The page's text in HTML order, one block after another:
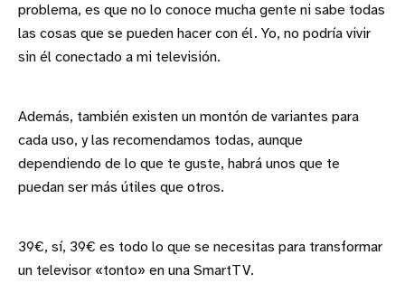
problema, es que no lo conoce mucha gente ni sabe todas
las cosas que se pueden hacer con él. Yo, no podría vivir
sin él conectado a mi televisión.
Además, también existen un montón de variantes para
cada uso, y las recomendamos todas, aunque
dependiendo de lo que te guste, habrá unos que te
puedan ser más útiles que otros.
39€, sí, 39€ es todo lo que se necesitas para transformar
un televisor «tonto» en una SmartTV.